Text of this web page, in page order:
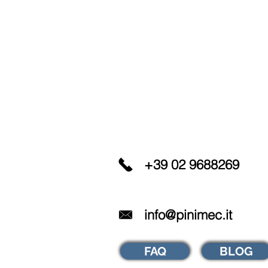
+39 02 9688269
info@pinimec.it
FAQ BLOG